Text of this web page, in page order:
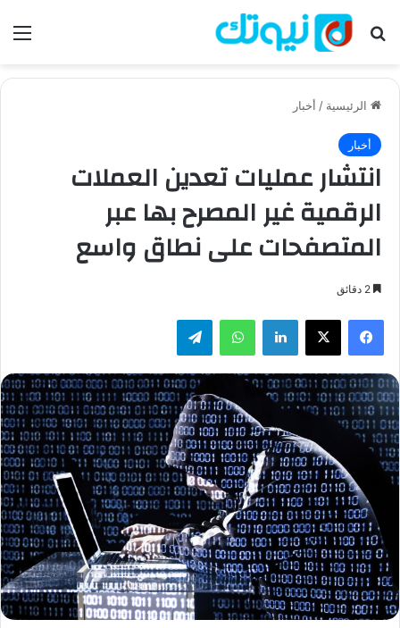
بحث عن
الرئيسية / أخبار
أخبار
انتشار عمليات تعدين العملات
الرقمية غير المصرح بها عبر
المتصفحات على نطاق واسع
فيسبوك لينكدإن واتساب